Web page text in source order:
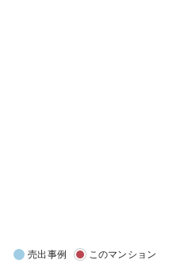
売出事例 このマンション